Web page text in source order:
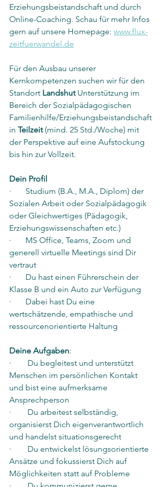
Erziehungsbeistandschaft und durch
Online-Coaching. Schau für mehr Infos
gern auf unsere Homepage: www.flux-
zeitfuerwandel.de
Für den Ausbau unserer
Kernkompetenzen suchen wir für den
Standort Landshut Unterstützung im
Bereich der Sozialpädagogischen
Familienhilfe/Erziehungsbeistandschaft
in Teilzeit (mind. 25 Std./Woche) mit
der Perspektive auf eine Aufstockung
bis hin zur Vollzeit.
Dein Profil
·       Studium (B.A., M.A., Diplom) der
Sozialen Arbeit oder Sozialpädagogik
oder Gleichwertiges (Pädagogik,
Erziehungswissenschaften etc.)
·       MS Office, Teams, Zoom und
generell virtuelle Meetings sind Dir
vertraut
·       Du hast einen Führerschein der
Klasse B und ein Auto zur Verfügung
·       Dabei hast Du eine
wertschätzende, empathische und
ressourcenorientierte Haltung
Deine Aufgaben:
·        Du begleitest und unterstützt
Menschen im persönlichen Kontakt
und bist eine aufmerksame
Ansprechperson
·        Du arbeitest selbständig,
organisierst Dich eigenverantwortlich
und handelst situationsgerecht
·        Du entwickelst lösungsorientierte
Ansätze und fokussierst Dich auf
Möglichkeiten statt auf Probleme